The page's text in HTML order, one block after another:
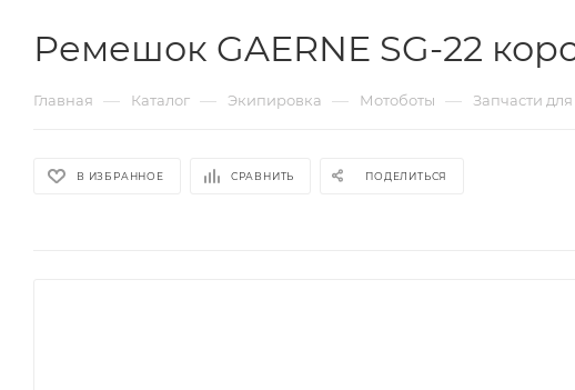
Ремешок GAERNE SG-22
Главная — Каталог — Экипировка — Мотоботы — Запчасти
В ИЗБРАННОЕ СРАВНИТЬ ПОДЕЛИТЬСЯ